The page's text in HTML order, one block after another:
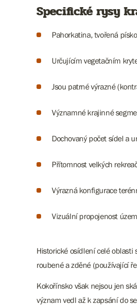
Specifické rysy
Pahorkatina, tvořená
Určujícím vegetačním
Jsou patrné výrazné
Významné krajinné
Dochovaný počet sídel a
Přítomnost velkých
Výrazná konfigurace
Vizuální propojenost
Historické osídlení celé
roubené a zděné (používající
Kokořínsko však nejsou jen
význam vedl až k zapsání do